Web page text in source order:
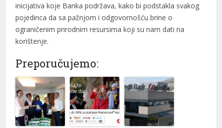
inicijativa koje Banka podržava, kako bi podstakla svakog
pojedinca da sa pažnjom i odgovornošću brine o
ograničenim prirodnim resursima koji su nam dati na
korištenje.
Preporučujemo: